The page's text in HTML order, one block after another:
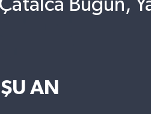
Çatalca Bugün,
ŞU AN